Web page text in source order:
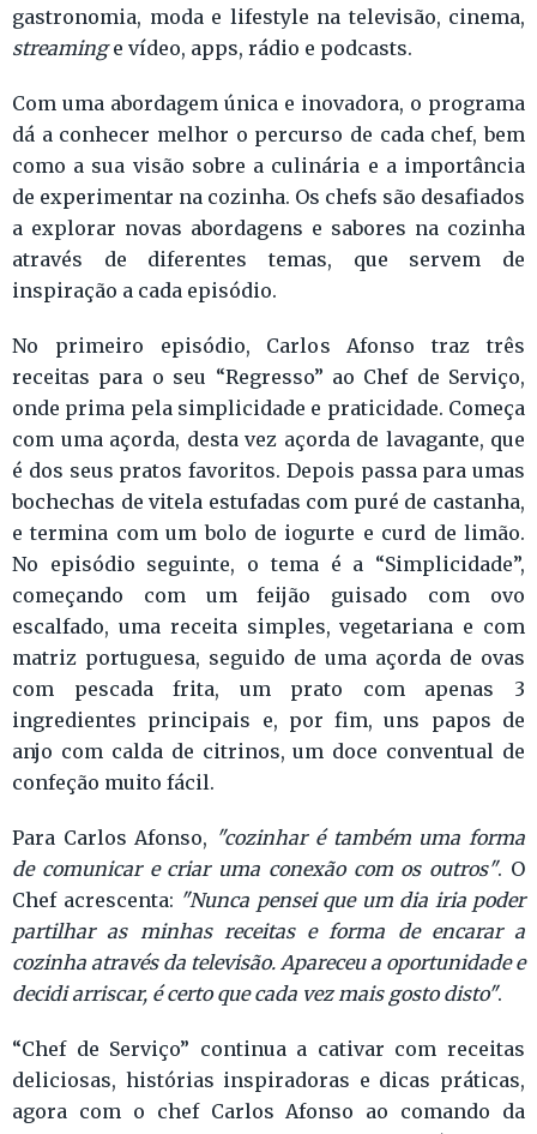
gastronomia, moda e lifestyle na televisão, cinema,
streaminge vídeo, apps, rádio e podcasts.
Com uma abordagem única e inovadora, o programa
dá a conhecer melhor o percurso de cada chef, bem
como a sua visão sobre a culinária e a importância
de experimentar na cozinha. Os chefs são desafiados
a explorar novas abordagens e sabores na cozinha
através de diferentes temas, que servem de
inspiração a cada episódio.
No primeiro episódio, Carlos Afonso traz três
receitas para o seu “Regresso” ao Chef de Serviço,
onde prima pela simplicidade e praticidade. Começa
com uma açorda, desta vez açorda de lavagante, que
é dos seus pratos favoritos. Depois passa para umas
bochechas de vitela estufadas com puré de castanha,
e termina com um bolo de iogurte e curd de limão.
No episódio seguinte, o tema é a “Simplicidade”,
começando com um feijão guisado com ovo
escalfado, uma receita simples, vegetariana e com
matriz portuguesa, seguido de uma açorda de ovas
com pescada frita, um prato com apenas 3
ingredientes principais e, por fim, uns papos de
anjo com calda de citrinos, um doce conventual de
confeção muito fácil.
Para Carlos Afonso, "cozinhar é também uma forma
de comunicar e criar uma conexão com os outros". O
Chef acrescenta: "Nunca pensei que um dia iria poder
partilhar as minhas receitas e forma de encarar a
cozinha através da televisão. Apareceu a oportunidade e
decidi arriscar, é certo que cada vez mais gosto disto".
“Chef de Serviço” continua a cativar com receitas
deliciosas, histórias inspiradoras e dicas práticas,
agora com o chef Carlos Afonso ao comando da